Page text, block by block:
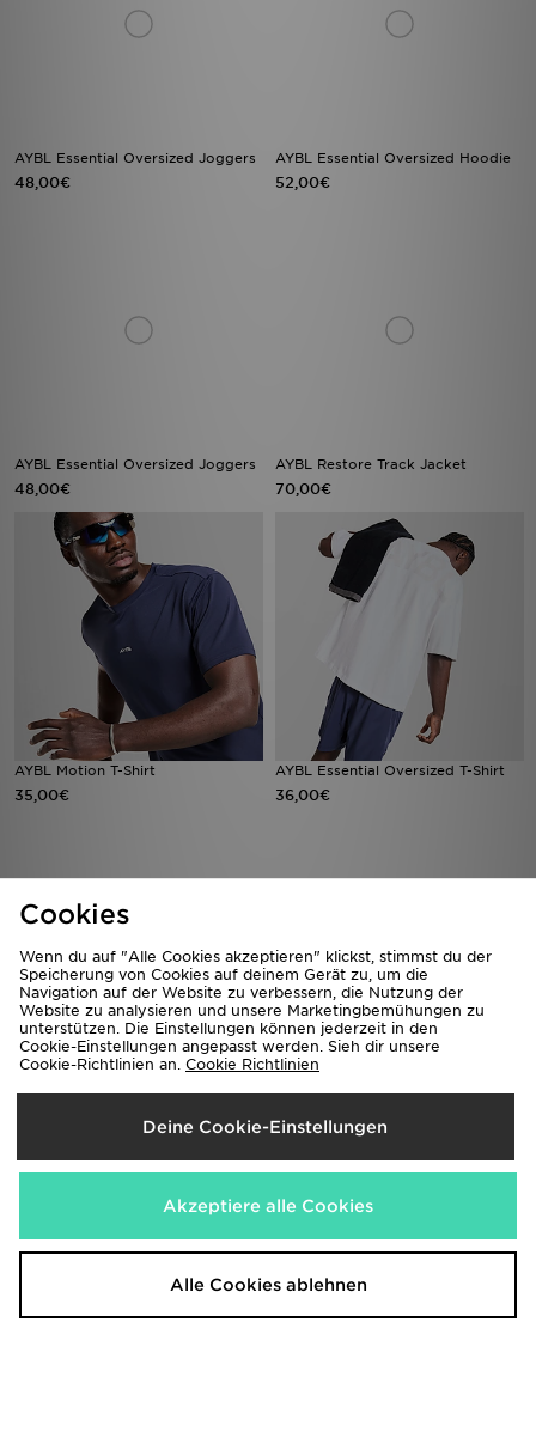
AYBL Essential Oversized Joggers
48,00€
AYBL Essential Oversized Hoodie
52,00€
AYBL Essential Oversized Joggers
48,00€
AYBL Restore Track Jacket
70,00€
AYBL Motion T-Shirt
35,00€
AYBL Essential Oversized T-Shirt
36,00€
AYBL Enhance Full Zip Seamless
Top
42,00€
Cookies
Wenn du auf "Alle Cookies akzeptieren" klickst, stimmst du der
Speicherung von Cookies auf deinem Gerät zu, um die
Navigation auf der Website zu verbessern, die Nutzung der
Website zu analysieren und unsere Marketingbemühungen zu
unterstützen. Die Einstellungen können jederzeit in den
Cookie-Einstellungen angepasst werden. Sieh dir unsere
Cookie-Richtlinien an. Cookie Richtlinien
Deine Cookie-Einstellungen
Akzeptiere alle Cookies
Alle Cookies ablehnen